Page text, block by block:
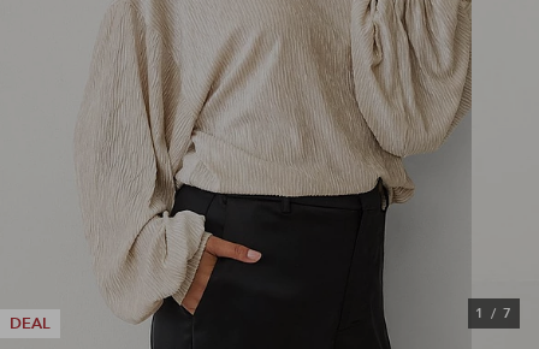
DEAL
1 / 7